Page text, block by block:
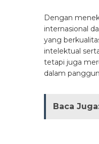
Dengan
internasional
yang
intelektual
tetapi juga
dalam
Baca